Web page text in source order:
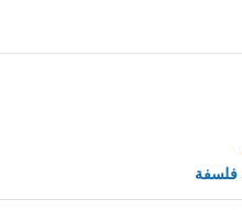
فلسفة